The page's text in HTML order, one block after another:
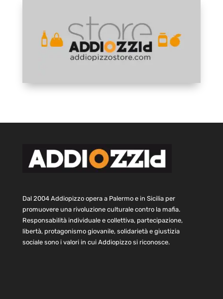
Dal 2004 Addiopizzo opera a Palermo e in Sicilia per
promuovere una rivoluzione culturale contro la mafia.
Responsabilità individuale e collettiva, partecipazione,
libertà, protagonismo giovanile, solidarietà e giustizia
sociale sono i valori in cui Addiopizzo si riconosce.